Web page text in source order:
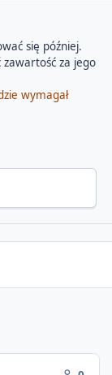
się później.
zawartość za jego
wymagał